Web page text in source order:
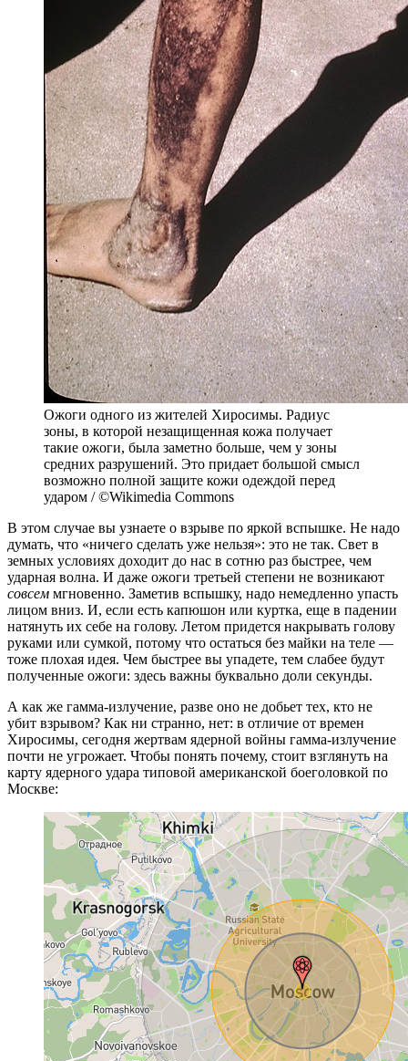
Ожоги одного из жителей Хиросимы. Радиус
зоны, в которой незащищенная кожа получает
такие ожоги, была заметно больше, чем у зоны
средних разрушений. Это придает большой смысл
возможно полной защите кожи одеждой перед
ударом / ©Wikimedia Commons
В этом случае вы узнаете о взрыве по яркой вспышке. Не надо
думать, что «ничего сделать уже нельзя»: это не так. Свет в
земных условиях доходит до нас в сотню раз быстрее, чем
ударная волна. И даже ожоги третьей степени не возникают
совсем мгновенно. Заметив вспышку, надо немедленно упасть
лицом вниз. И, если есть капюшон или куртка, еще в падении
натянуть их себе на голову. Летом придется накрывать голову
руками или сумкой, потому что остаться без майки на теле —
тоже плохая идея. Чем быстрее вы упадете, тем слабее будут
полученные ожоги: здесь важны буквально доли секунды.
А как же гамма-излучение, разве оно не добьет тех, кто не
убит взрывом? Как ни странно, нет: в отличие от времен
Хиросимы, сегодня жертвам ядерной войны гамма-излучение
почти не угрожает. Чтобы понять почему, стоит взглянуть на
карту ядерного удара типовой американской боеголовкой по
Москве: